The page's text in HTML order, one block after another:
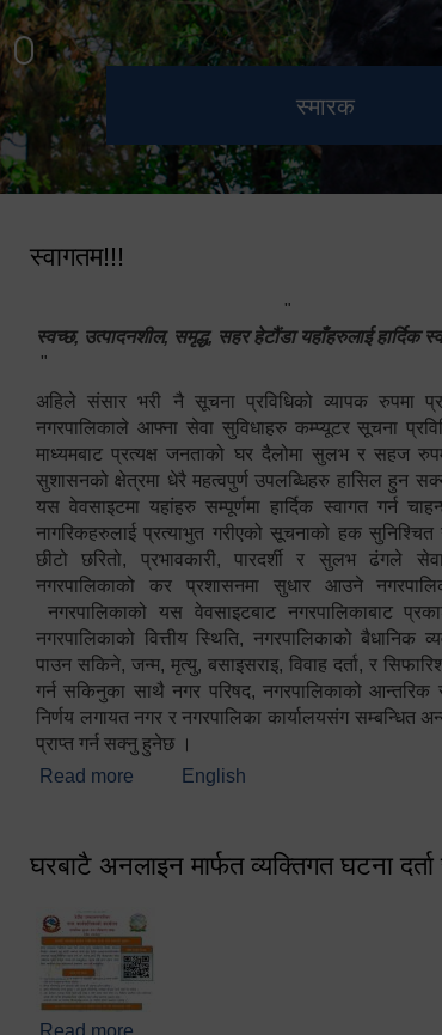
भुटनदेवी मन्दिर
स्मारक
हेटौंडा उपमहानगरपालिका
कार्यपालिकाको कार्यालय
मनकामना डाँडाबाट देखिएको
स्वागतम!!!
"
स्वच्छ, उत्पादनशील, समृद्ध, सहर हेटौंडा यहाँहरुलाई हार्दिक
"
अहिले संसार भरी नै सूचना प्रविधिको व्यापक रुपमा
नगरपालिकाले आफ्ना सेवा सुविधाहरु कम्प्यूटर सूचना
माध्यमबाट प्रत्यक्ष जनताको घर दैलोमा सुलभ र सहज
सुशासनको क्षेत्रमा धेरै महत्वपुर्ण उपलब्धिहरु हासिल हुन
यस वेवसाइटमा यहांहरु सम्पूर्णमा हार्दिक स्वागत गर्न
नागरिकहरुलाई प्रत्याभुत गरीएको सूचनाको हक सुनिश्चित
छीटो छरितो, प्रभावकारी, पारदर्शी र सुलभ ढंगले
नगरपालिकाको कर प्रशासनमा सुधार आउने
नगरपालिकाको यस वेवसाइटबाट नगरपालिकाबाट
नगरपालिकाको वित्तीय स्थिति, नगरपालिकाको बैधानिक
पाउन सकिने, जन्म, मृत्यु, बसाइसराइ, विवाह दर्ता, र
गर्न सकिनुका साथै नगर परिषद, नगरपालिकाको आन्तरिक
निर्णय लगायत नगर र नगरपालिका कार्यालयसंग सम्बन्धित
प्राप्त गर्न सक्नु हुनेछ ।
Read more about स्वागतम!!!
English
घरबाटै अनलाइन मार्फत व्यक्तिगत घटना